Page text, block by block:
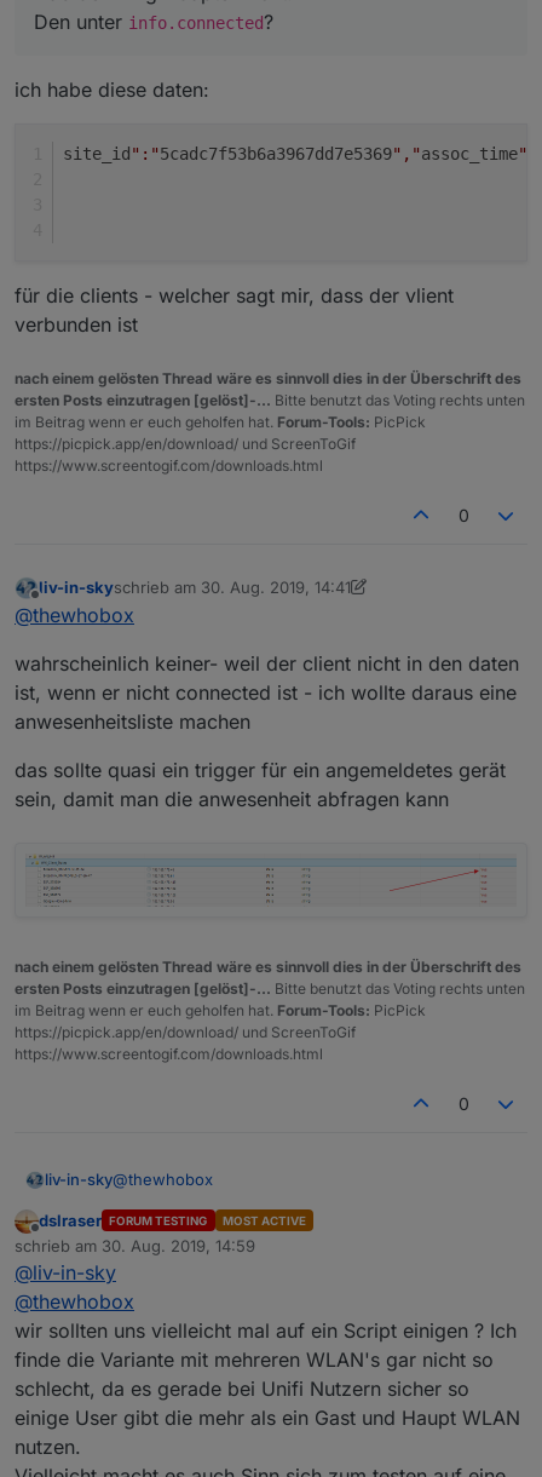
Den unter info.connected?
ich habe diese daten:
site_id ":"5cadc7f53b6a3967dd7e5369","assoc_time
für die clients - welcher sagt mir, dass der vlient
verbunden ist
nach einem gelösten Thread wäre es sinnvoll dies in der Überschrift des
ersten Posts einzutragen [gelöst]-... Bitte benutzt das Voting rechts unten
im Beitrag wenn er euch geholfen hat. Forum-Tools: PicPick
https://picpick.app/en/download/ und ScreenToGif
https://www.screentogif.com/downloads.html
0
Offline
liv-in-skyschrieb am 30. Aug. 2019, 14:41
zuletzt editiert von liv-in-sky
@thewhobox
wahrscheinlich keiner- weil der client nicht in den daten
ist, wenn er nicht connected ist - ich wollte daraus eine
anwesenheitsliste machen
das sollte quasi ein trigger für ein angemeldetes gerät
sein, damit man die anwesenheit abfragen kann
nach einem gelösten Thread wäre es sinnvoll dies in der Überschrift des
ersten Posts einzutragen [gelöst]-... Bitte benutzt das Voting rechts unten
im Beitrag wenn er euch geholfen hat. Forum-Tools: PicPick
https://picpick.app/en/download/ und ScreenToGif
https://www.screentogif.com/downloads.html
0
liv-in-sky@thewhobox
wahrscheinlich keiner- weil der client nicht in den
daten ist, wenn er nicht connected ist - ich wollte
daraus eine anwesenheitsliste machen
das sollte quasi ein trigger für ein angemeldetes
gerät sein, damit man die anwesenheit abfragen kann
Offline
dslraser FORUM TESTING MOST ACTIVE
schrieb am 30. Aug. 2019, 14:59
zuletzt editiert von
@liv-in-sky
@thewhobox
wir sollten uns vielleicht mal auf ein Script einigen ? Ich
finde die Variante mit mehreren WLAN's gar nicht so
schlecht, da es gerade bei Unifi Nutzern sicher so
einige User gibt die mehr als ein Gast und Haupt WLAN
nutzen.